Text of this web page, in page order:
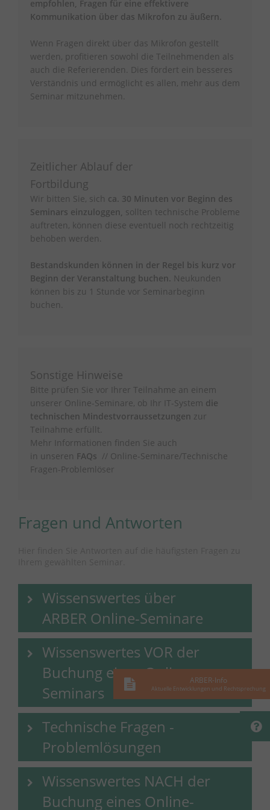
empfohlen, Fragen für eine effektivere
Kommunikation über das Mikrofon zu äußern.
Wenn Fragen direkt über das Mikrofon gestellt
werden, profitieren sowohl die Teilnehmenden als
auch die Referierenden. Dies fördert ein besseres
Verständnis und ermöglicht es allen, mehr aus dem
Seminar mitzunehmen.
Zeitlicher Ablauf der
Fortbildung
Wir bitten Sie, sich ca. 30 Minuten vor Beginn des
Seminars einzuloggen, sollten technische Probleme
auftreten, können diese eventuell noch rechtzeitig
behoben werden.
Bestandskunden können in der Regel bis kurz vor
Beginn der Veranstaltung buchen. Neukunden
können bis zu 1 Stunde vor Seminarbeginn
buchen.
Sonstige Hinweise
Bitte prüfen Sie vor Ihrer Teilnahme an einem
unserer Online-Seminare, ob Ihr IT-System die
technischen Mindestvorraussetzungen zur
Teilnahme erfüllt.
Mehr Informationen finden Sie auch
in unseren FAQs // Online-Seminare/Technische
Fragen-Problemlöser
Fragen und Antworten
Wissenswertes über
ARBER Online-Seminare
Wissenswertes VOR der
Buchung eines Online-
Seminars
Technische Fragen -
Problemlösungen
Wissenswertes NACH der
Buchung eines Online-
ARBER-Info
Aktuelle Entwicklungen und Rechtsprechung